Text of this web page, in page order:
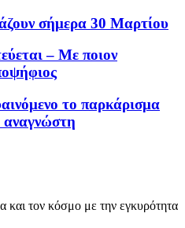
σήμερα 30 Μαρτίου
– Με ποιον
το παρκάρισμα
και τον κόσμο με την εγκυρότητα